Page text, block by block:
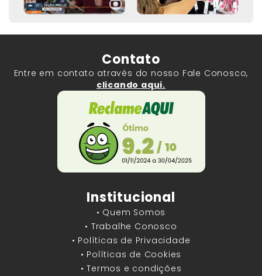
Contato
Entre em contato através do nosso Fale Conosco,
clicando aqui.
Institucional
• Quem Somos
• Trabalhe Conosco
• Políticas de Privacidade
• Políticas de Cookies
• Termos e condições